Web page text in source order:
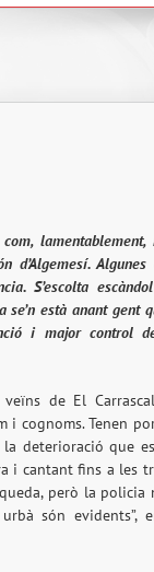
lamentablement,
d’Algemesí. Algunes
S’escolta
està anant gent
i major control
de El
i cognoms. Tenen
deterioració que
i cantant fins a les
però la policia
són evidents”,